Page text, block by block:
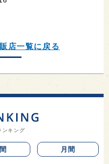
店一覧に戻る
ンキング
月間